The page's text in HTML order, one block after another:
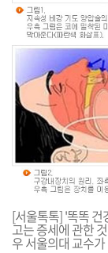
[서울톡톡] '똑똑 건
고는 증세에 관한
우 서울의대 교수